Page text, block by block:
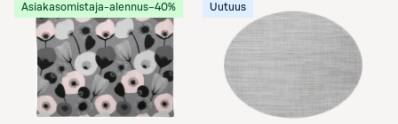
Asiakasomistaja-alennus−40% Uutuus